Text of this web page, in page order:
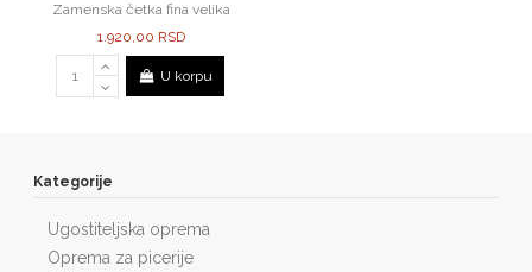
Zamenska četka fina velika
1.920,00 RSD
U korpu
Kategorije
Ugostiteljska oprema
Oprema za picerije